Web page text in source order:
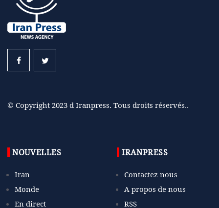
© Copyright 2023 d Iranpress. Tous droits réservés..
NOUVELLES
Iran
Monde
En direct
IRANPRESS
Contactez nous
A propos de nous
RSS